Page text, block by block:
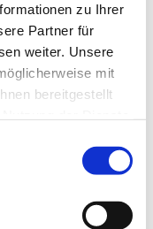
zu Ihrer
Partner für
weiter. Unsere
mit
bereitgestellt
- undiOS-App